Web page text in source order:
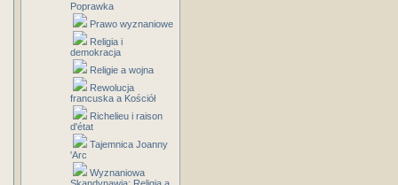
Poprawka
Prawo wyznaniowe
Religia i
demokracja
Religie a wojna
Rewolucja
francuska a Kościół
Richelieu i raison
d'état
Tajemnica Joanny
'Arc
Wyznaniowa